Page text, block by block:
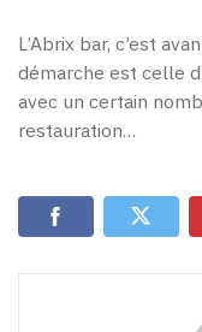
L’Abrix bar, c’est
démarche est celle
avec un certain
restauration…